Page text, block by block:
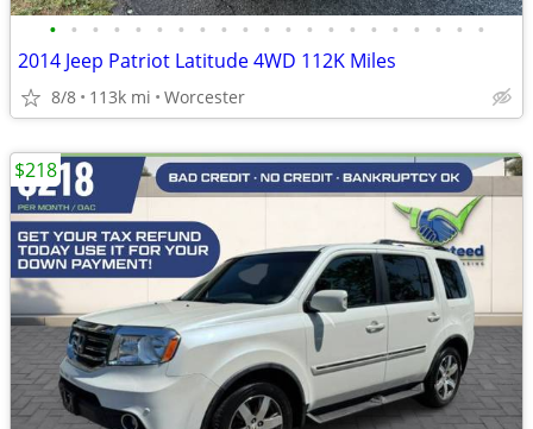
• • • • • • • • • • • • • • • • • • • • •
2014 Jeep Patriot Latitude 4WD 112K Miles
8/8 113k mi Worcester
$218